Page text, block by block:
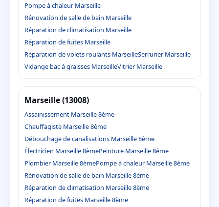
Pompe à chaleur Marseille
Rénovation de salle de bain Marseille
Réparation de climatisation Marseille
Réparation de fuites Marseille
Réparation de volets roulants MarseilleSerrurier Marseille
Vidange bac à graisses MarseilleVitrier Marseille
Marseille (13008)
Assainissement Marseille 8ème
Chauffagiste Marseille 8ème
Débouchage de canalisations Marseille 8ème
Électricien Marseille 8èmePeinture Marseille 8ème
Plombier Marseille 8èmePompe à chaleur Marseille 8ème
Rénovation de salle de bain Marseille 8ème
Réparation de climatisation Marseille 8ème
Réparation de fuites Marseille 8ème